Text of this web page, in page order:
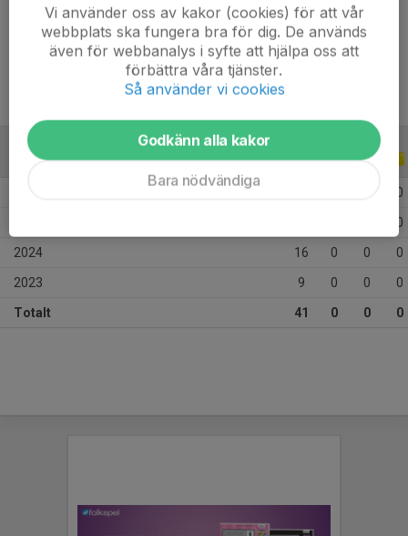
Position
Mittfältare
Ålder
15 år
ALLA SERIER ALLA ÅR
0
0
2024 16 0 0 0
2023 9 0 0 0
Totalt 41 0 0 0
Vi använder oss av kakor (cookies) för att vår
webbplats ska fungera bra för dig. De används
även för webbanalys i syfte att hjälpa oss att
förbättra våra tjänster.
Så använder vi cookies
Godkänn alla kakor
Bara nödvändiga